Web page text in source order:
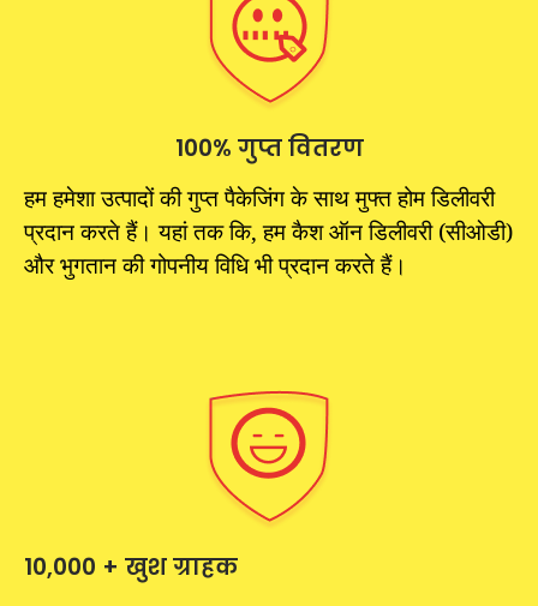
100% गुप्त वितरण
हम हमेशा उत्पादों की गुप्त पैकेजिंग के साथ मुफ्त होम डिलीवरी
प्रदान करते हैं। यहां तक कि, हम कैश ऑन डिलीवरी (सीओडी)
और भुगतान की गोपनीय विधि भी प्रदान करते हैं।
10,000 + खुश ग्राहक